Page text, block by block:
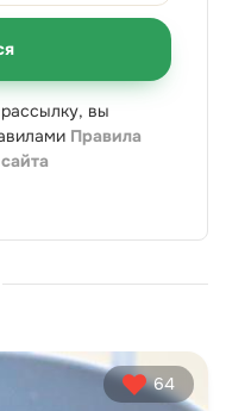
вы
Правила
64